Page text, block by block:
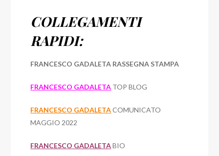
COLLEGAMENTI
RAPIDI:
FRANCESCO GADALETA RASSEGNA STAMPA
FRANCESCO GADALETA TOP BLOG
FRANCESCO GADALETACOMUNICATO
MAGGIO 2022
FRANCESCO GADALETABIO